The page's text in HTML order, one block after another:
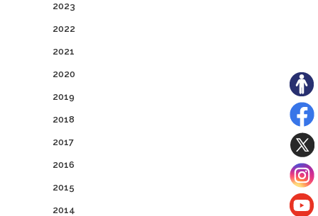
2023
2022
2021
2020
2019
2018
2017
2016
2015
2014